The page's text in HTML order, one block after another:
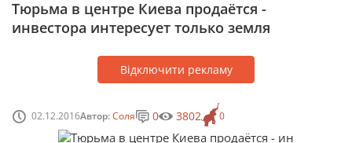
Тюрьма в центре Киева продаётся -
инвестора интересует только земля
Відключити рекламу
02.12.2016Автор:Соля 0
0 3802